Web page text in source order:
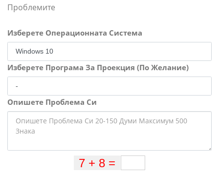
Проблемите
Изберете Операционната Система
Изберете Програма За Проекция (По Желание)
Опишете Проблема Си